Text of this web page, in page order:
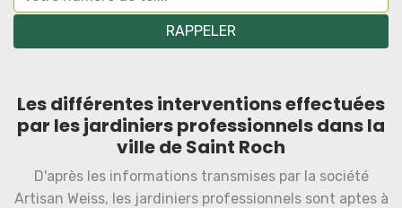
Les différentes interventions effectuées
par les jardiniers professionnels dans la
ville de Saint Roch
D'après les informations transmises par la société
Artisan Weiss, les jardiniers professionnels sont aptes à